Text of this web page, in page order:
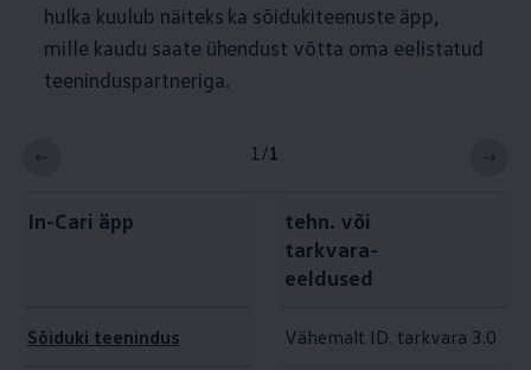
hulka kuulub näiteks ka sõidukiteenuste äpp,
mille kaudu saate ühendust võtta oma eelistatud
teeninduspartneriga.
1 /1
In-Cari äpp
tehn. või
tarkvara-
eeldused
Sõiduki teenindus Vähemalt ID. tarkvara 3.0